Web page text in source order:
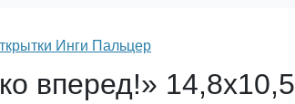
Инги Пальцер
вперед!» 14,8х10,5